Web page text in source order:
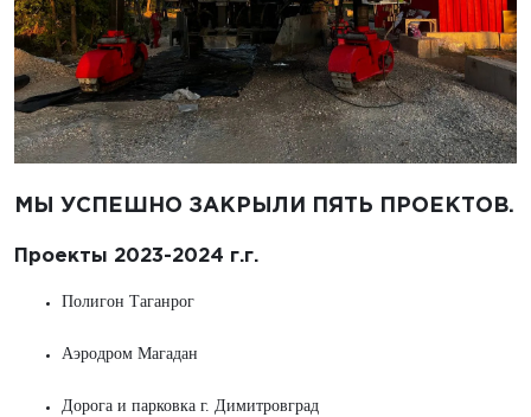
МЫ УСПЕШНО ЗАКРЫЛИ ПЯТЬ ПРОЕКТОВ.
Проекты 2023-2024 г.г.
Полигон Таганрог
Аэродром Магадан
Дорога и парковка г. Димитровград